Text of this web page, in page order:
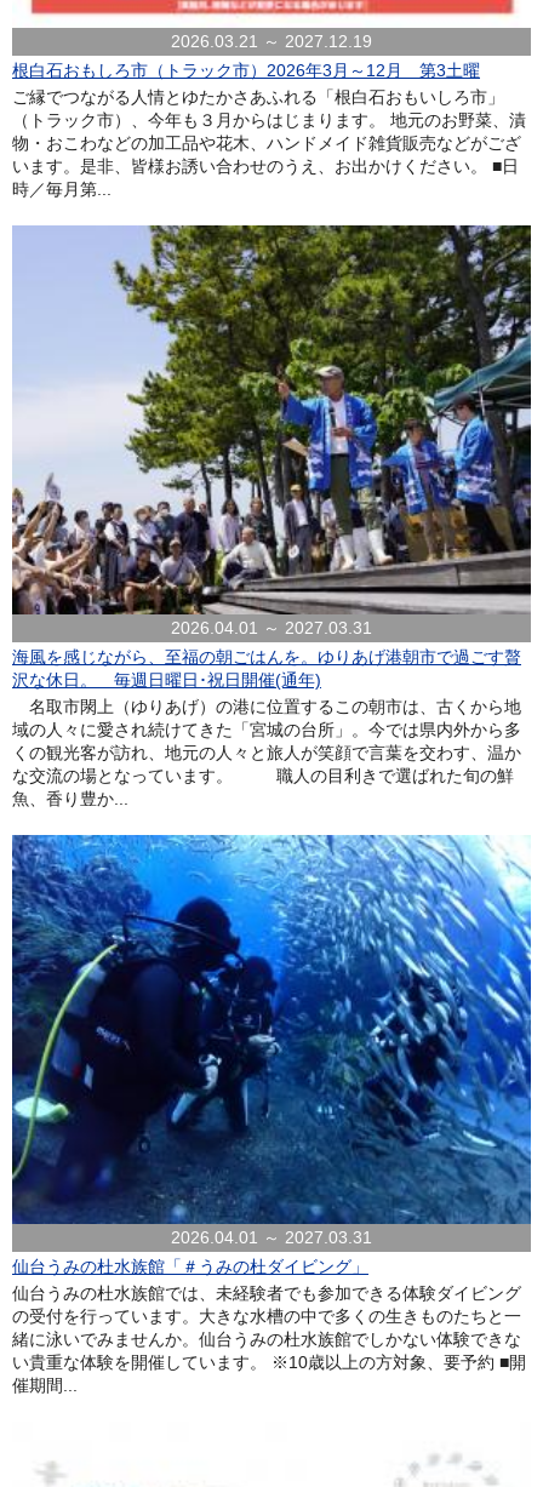
2026.03.21 ～ 2027.12.19
根白石おもしろ市（トラック市）2026年3月～12月 第3土曜
ご縁でつながる人情とゆたかさあふれる「根白石おもいしろ市」
（トラック市）、今年も３月からはじまります。 地元のお野菜、漬
物・おこわなどの加工品や花木、ハンドメイド雑貨販売などがござ
います。是非、皆様お誘い合わせのうえ、お出かけください。 ■日
時／毎月第...
2026.04.01 ～ 2027.03.31
海風を感じながら、至福の朝ごはんを。ゆりあげ港朝市で過ごす贅
沢な休日。 毎週日曜日･祝日開催(通年)
名取市閖上（ゆりあげ）の港に位置するこの朝市は、古くから地
域の人々に愛され続けてきた「宮城の台所」。今では県内外から多
くの観光客が訪れ、地元の人々と旅人が笑顔で言葉を交わす、温か
な交流の場となっています。 職人の目利きで選ばれた旬の鮮
魚、香り豊か...
2026.04.01 ～ 2027.03.31
仙台うみの杜水族館「＃うみの杜ダイビング」
仙台うみの杜水族館では、未経験者でも参加できる体験ダイビング
の受付を行っています。大きな水槽の中で多くの生きものたちと一
緒に泳いでみませんか。仙台うみの杜水族館でしかない体験できな
い貴重な体験を開催しています。 ※10歳以上の方対象、要予約 ■開
催期間...